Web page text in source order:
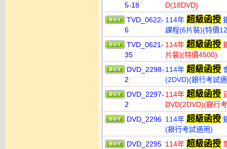
5-18
D(18DVD)
TVD_0622-
6
114年 超級函授
課程(6片裝)(特價
TVD_0621-
35
114年 超級函授
片裝)(特價4500)
DVD_2298-
2
114年 超級函授
(2DVD)(銀行考試
DVD_2297-
2
114年 超級函授
DVD(2DVD)(銀行
DVD_2296 114年 超級函授
(銀行考試適用)
DVD_2295 114年 超級函授